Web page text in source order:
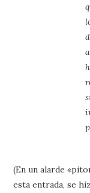
(En un alarde
esta entrada, se